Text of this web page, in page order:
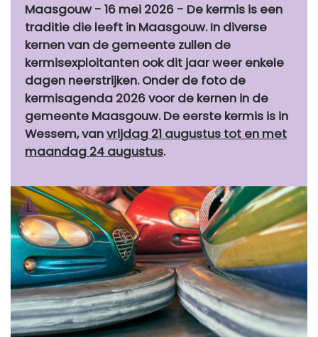
Maasgouw - 16 mei 2026 - De kermis is een
traditie die leeft in Maasgouw. In diverse
kernen van de gemeente zullen de
kermisexploitanten ook dit jaar weer enkele
dagen neerstrijken. Onder de foto de
kermisagenda 2026 voor de kernen in de
gemeente Maasgouw. De eerste kermis is in
Wessem, vanvrijdag 21 augustus tot en met
maandag 24 augustus.